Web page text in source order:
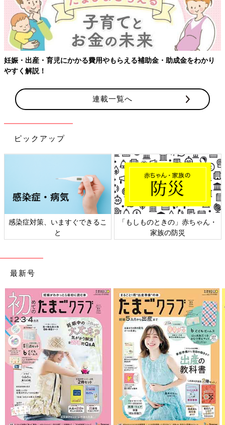
連載一覧へ
ピックアップ
日本外来小児科学会リーフレッ
ト検討会
六星占術 細木かおりさんの人生
相談
最新号